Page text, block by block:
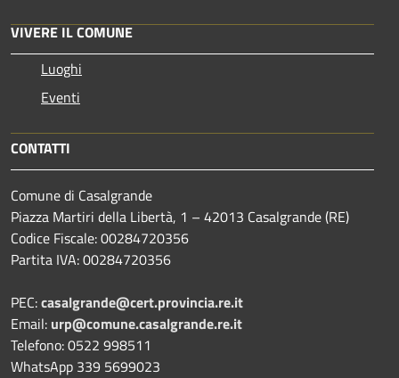
VIVERE IL COMUNE
Luoghi
Eventi
CONTATTI
Comune di Casalgrande
Piazza Martiri della Libertà, 1 – 42013 Casalgrande (RE)
Codice Fiscale: 00284720356
Partita IVA: 00284720356
PEC:casalgrande@cert.provincia.re.it
Email: urp@comune.casalgrande.re.it
Telefono: 0522 998511
WhatsApp 339 5699023